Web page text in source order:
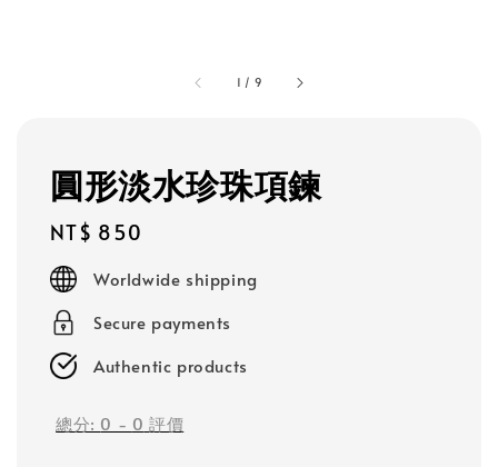
1 / 9
圓形淡水珍珠項鍊
Regular
price
NT$ 850
Worldwide shipping
Secure payments
Authentic products
總分: 0 - 0 評價